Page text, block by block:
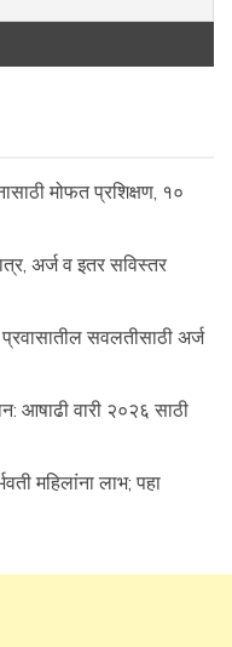
मोफत प्रशिक्षण, १०
अर्ज व इतर सविस्तर
सवलतीसाठी अर्ज
आषाढी वारी २०२६ साठी
महिलांना लाभ; पहा